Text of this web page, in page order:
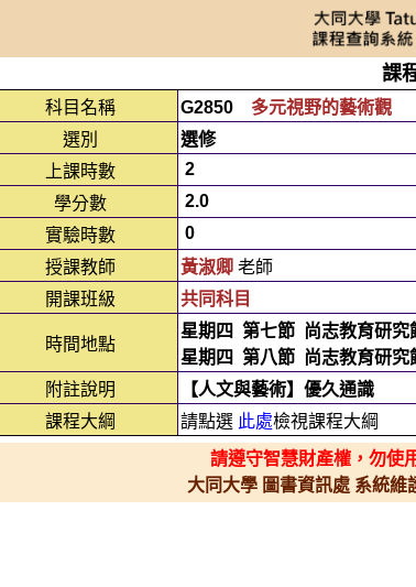
課
科目名稱 G2850
多元視野的藝術觀
選別
選修
上課時數
2
學分數
2.0
實驗時數
0
授課教師
黃淑卿老師
開課班級
共同科目
時間地點
星期四 第七節 尚志教育研究
星期四 第八節 尚志教育研究
附註說明
【人文與藝術】優久通識
課程大綱
請點選 此處檢視課程大綱
請遵守智慧財產權，勿使
大同大學 圖書資訊處 系統